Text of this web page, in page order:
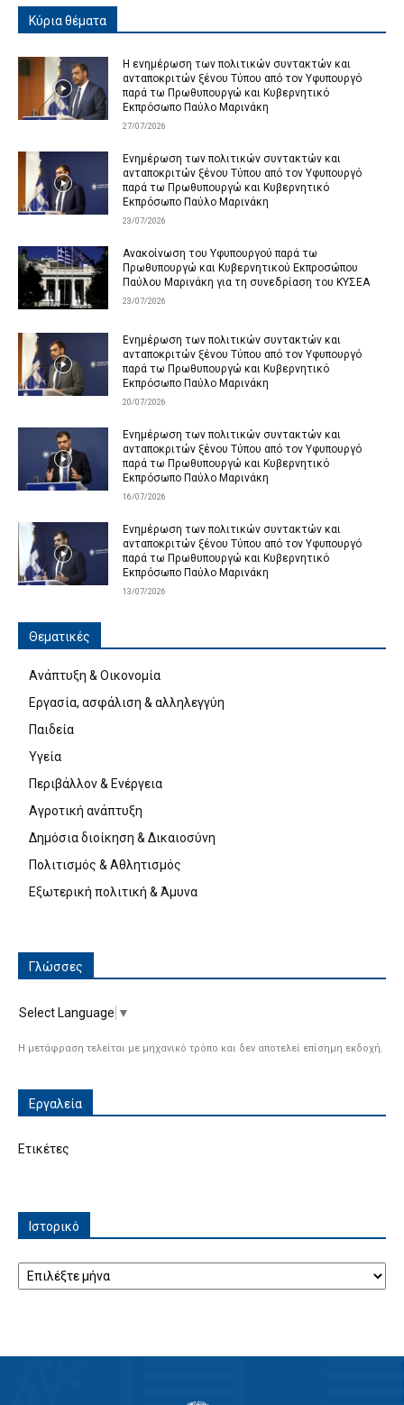
Κύρια θέματα
Η ενημέρωση των πολιτικών συντακτών και
ανταποκριτών ξένου Τύπου από τον Υφυπουργό
παρά τω Πρωθυπουργώ και Κυβερνητικό
Εκπρόσωπο Παύλο Μαρινάκη
27/07/2026
Ενημέρωση των πολιτικών συντακτών και
ανταποκριτών ξένου Τύπου από τον Υφυπουργό
παρά τω Πρωθυπουργώ και Κυβερνητικό
Εκπρόσωπο Παύλο Μαρινάκη
23/07/2026
Ανακοίνωση του Υφυπουργού παρά τω
Πρωθυπουργώ και Κυβερνητικού Εκπροσώπου
Παύλου Μαρινάκη για τη συνεδρίαση του ΚΥΣΕΑ
23/07/2026
Ενημέρωση των πολιτικών συντακτών και
ανταποκριτών ξένου Τύπου από τον Υφυπουργό
παρά τω Πρωθυπουργώ και Κυβερνητικό
Εκπρόσωπο Παύλο Μαρινάκη
20/07/2026
Ενημέρωση των πολιτικών συντακτών και
ανταποκριτών ξένου Τύπου από τον Υφυπουργό
παρά τω Πρωθυπουργώ και Κυβερνητικό
Εκπρόσωπο Παύλο Μαρινάκη
16/07/2026
Ενημέρωση των πολιτικών συντακτών και
ανταποκριτών ξένου Τύπου από τον Υφυπουργό
παρά τω Πρωθυπουργώ και Κυβερνητικό
Εκπρόσωπο Παύλο Μαρινάκη
13/07/2026
Θεματικές
Ανάπτυξη & Οικονομία
Εργασία, ασφάλιση & αλληλεγγύη
Παιδεία
Υγεία
Περιβάλλον & Ενέργεια
Αγροτική ανάπτυξη
Δημόσια διοίκηση & Δικαιοσύνη
Πολιτισμός & Αθλητισμός
Εξωτερική πολιτική & Άμυνα
Γλώσσες
Select Language ▼
Η μετάφραση τελείται με μηχανικό τρόπο και δεν αποτελεί επίσημη εκδοχή.
Εργαλεία
Ετικέτες
Ιστορικό